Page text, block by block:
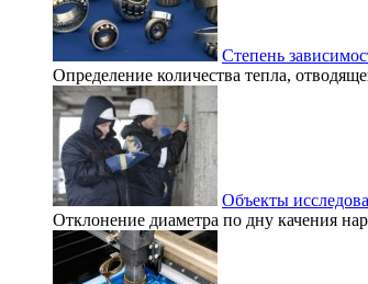
Степень
Определение количества тепла,
Объекты
Отклонение диаметра по дну качения